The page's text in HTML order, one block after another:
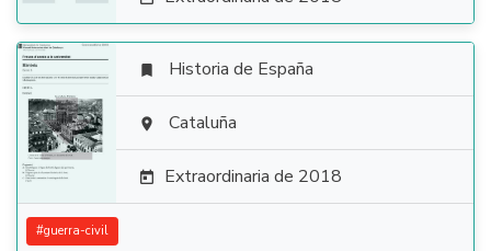

 Historia de España
 Cataluña
 Extraordinaria de 2018
#guerra-civil